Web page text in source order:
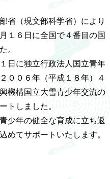
省（現文部科学省）により
１６日に全国で４番目の国
。
日に独立行政法人国立青年
００６年（平成１８年）４
機構国立大雪青少年交流の
トしました。
少年の健全な育成に立ち返
めてサポートいたします。